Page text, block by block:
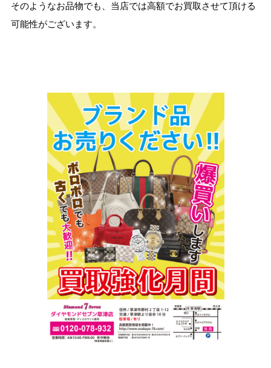
そのようなお品物でも、当店では高額でお買取させて頂ける
可能性がございます。